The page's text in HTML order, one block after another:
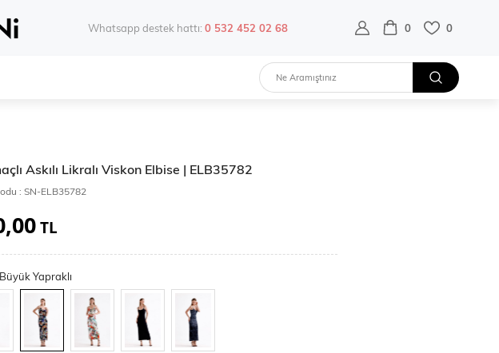
Whatsapp destek hattı:0 532 452 02 68 0 0
Askılı Likralı Viskon Elbise | ELB35782
: SN-ELB35782
TL
Büyük Yapraklı